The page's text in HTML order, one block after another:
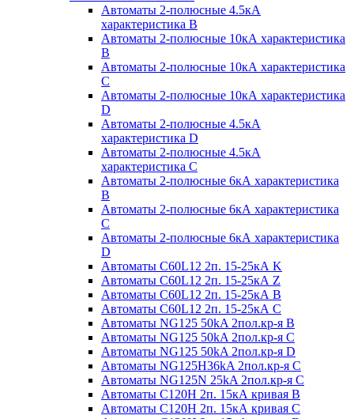
Автоматы 2-полюсные 4.5кА
характеристика В
Автоматы 2-полюсные 10кА характеристика
B
Автоматы 2-полюсные 10кА характеристика
C
Автоматы 2-полюсные 10кА характеристика
D
Автоматы 2-полюсные 4.5кА
характеристика D
Автоматы 2-полюсные 4.5кА
характеристика С
Автоматы 2-полюсные 6кА характеристика
B
Автоматы 2-полюсные 6кА характеристика
C
Автоматы 2-полюсные 6кА характеристика
D
Автоматы C60L12 2п. 15-25кА K
Автоматы C60L12 2п. 15-25кА Z
Автоматы C60L12 2п. 15-25кА B
Автоматы C60L12 2п. 15-25кА C
Автоматы NG125 50kA 2пол.кр-я B
Автоматы NG125 50kA 2пол.кр-я C
Автоматы NG125 50kA 2пол.кр-я D
Автоматы NG125H36kA 2пол.кр-я C
Автоматы NG125N 25kA 2пол.кр-я C
Автоматы С120H 2п. 15кА кривая B
Автоматы С120H 2п. 15кА кривая C